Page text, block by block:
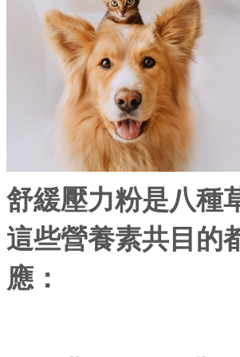
舒緩壓力粉是八種
這些營養素共目的
應：